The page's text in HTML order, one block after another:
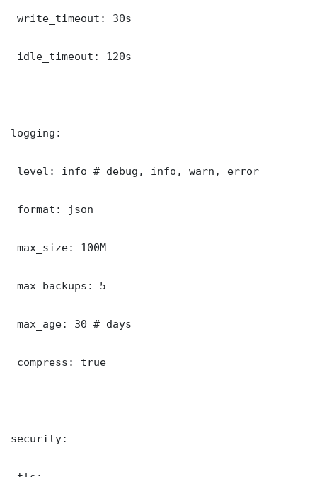
write_timeout: 30s
idle_timeout: 120s
logging:
level: info # debug, info, warn, error
format: json
max_size: 100M
max_backups: 5
max_age: 30 # days
compress: true
security: